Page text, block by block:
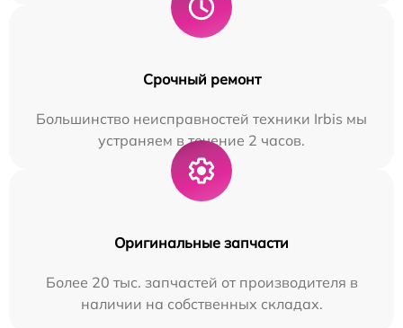
Срочный ремонт
Большинство неисправностей техники Irbis мы
устраняем в течение 2 часов.
Оригинальные запчасти
Более 20 тыс. запчастей от производителя в
наличии на собственных складах.